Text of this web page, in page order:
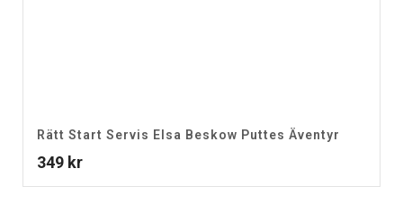
Rätt Start Servis Elsa Beskow Puttes Äventyr
349 kr